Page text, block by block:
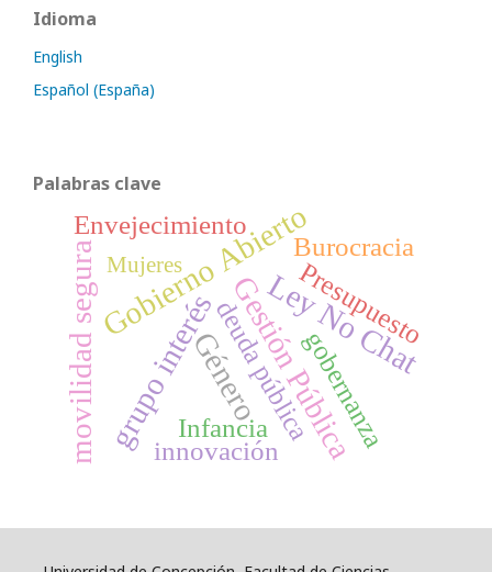
Idioma
English
Español (España)
Palabras clave
Gobierno Abierto
Gestión Pública
grupo interés Ley No Chat
movilidad segura Género
Envejecimiento
Infancia
deuda públicaPresupuesto
gobernanza
innovación
Burocracia
Mujeres